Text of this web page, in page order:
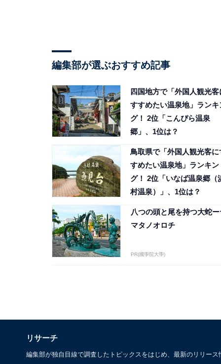
編集部が選ぶおすすめ記事
四国地方で「外国人観光客
すすめたい温泉地」ランキ
グ！ 2位「こんぴら温泉
郷」、1位は？
鳥取県で「外国人観光客に
すめたい温泉地」ランキン
グ！ 2位「いなば温泉郷（
村温泉）」、1位は？
八つの頭と尾を持つ大蛇ー
マタノオロチ
PR(國學院大學)
リサーチ
編集部が独自目線で調査したトピックスをはじめ、最新のリリー